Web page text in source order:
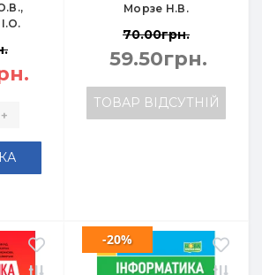
+
Морзе Н.В.
70.00грн.
59.50грн.
ТОВАР ВІДСУТНІЙ
-20%